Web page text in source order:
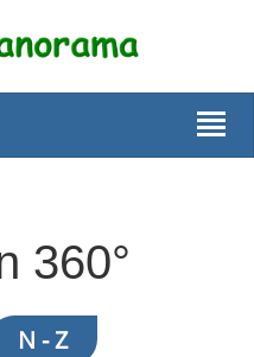
360°
N - Z